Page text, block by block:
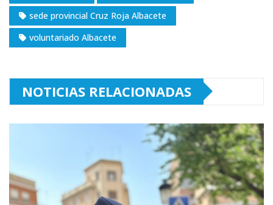
sede provincial Cruz Roja Albacete
voluntariado Albacete
NOTICIAS RELACIONADAS